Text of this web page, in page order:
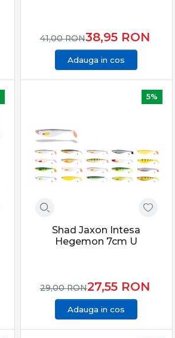
38,95 RON
41,00RON
Adauga in cos
5%
Shad Jaxon Intesa
Hegemon 7cm U
27,55 RON
29,00RON
Adauga in cos